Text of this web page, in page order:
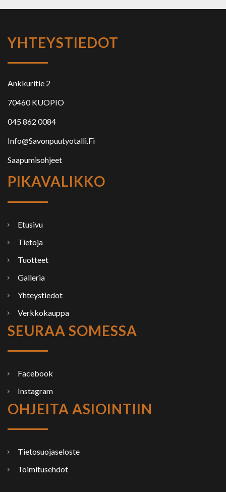
YHTEYSTIEDOT
Ankkuritie 2
70460 KUOPIO
045 862 0084
Info@savonpuutyotalli.fi
Saapumisohjeet
PIKAVALIKKO
Etusivu
Tietoja
Tuotteet
Galleria
Yhteystiedot
Verkkokauppa
SEURAA SOMESSA
Facebook
Instagram
OHJEITA ASIOINTIIN
Tietosuojaseloste
Toimitusehdot